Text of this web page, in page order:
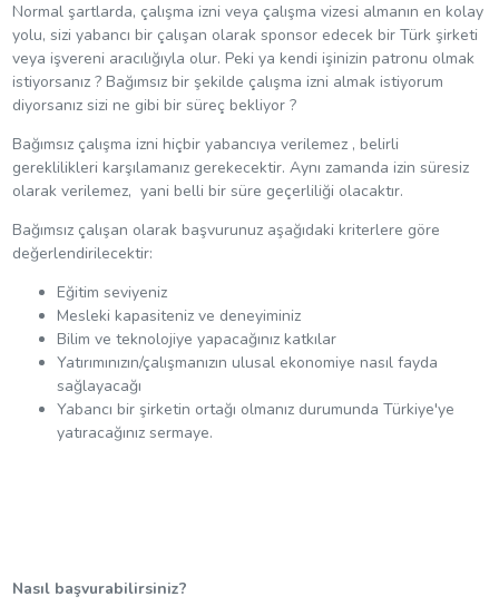
Normal şartlarda, çalışma izni veya çalışma vizesi almanın en kolay
yolu, sizi yabancı bir çalışan olarak sponsor edecek bir Türk şirketi
veya işvereni aracılığıyla olur. Peki ya kendi işinizin patronu olmak
istiyorsanız ? Bağımsız bir şekilde çalışma izni almak istiyorum
diyorsanız sizi ne gibi bir süreç bekliyor ?
Bağımsız çalışma izni hiçbir yabancıya verilemez , belirli
gereklilikleri karşılamanız gerekecektir. Aynı zamanda izin süresiz
olarak verilemez, yani belli bir süre geçerliliği olacaktır.
Bağımsız çalışan olarak başvurunuz aşağıdaki kriterlere göre
değerlendirilecektir:
Eğitim seviyeniz
Mesleki kapasiteniz ve deneyiminiz
Bilim ve teknolojiye yapacağınız katkılar
Yatırımınızın/çalışmanızın ulusal ekonomiye nasıl fayda
sağlayacağı
Yabancı bir şirketin ortağı olmanız durumunda Türkiye'ye
yatıracağınız sermaye.
Nasıl başvurabilirsiniz?